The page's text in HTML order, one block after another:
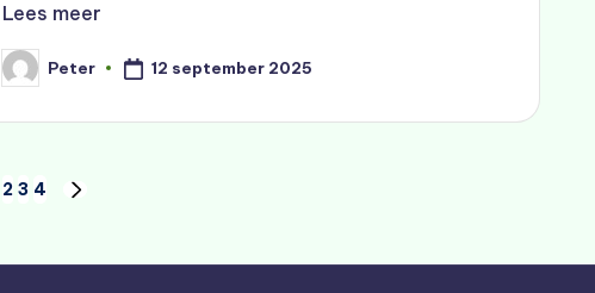
Lees meer
Geplaatst
door
Peter 12 september 2025
2 3 4